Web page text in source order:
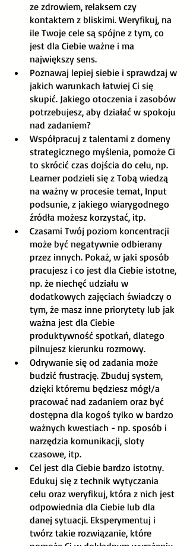
ze zdrowiem, relaksem czy
kontaktem z bliskimi. Weryfikuj, na
ile Twoje cele są spójne z tym, co
jest dla Ciebie ważne i ma
największy sens.
Poznawaj lepiej siebie i sprawdzaj w
jakich warunkach łatwiej Ci się
skupić. Jakiego otoczenia i zasobów
potrzebujesz, aby działać w spokoju
nad zadaniem?
Współpracuj z talentami z domeny
strategicznego myślenia, pomoże Ci
to skrócić czas dojścia do celu, np.
Learner podzieli się z Tobą wiedzą
na ważny w procesie temat, Input
podsunie, z jakiego wiarygodnego
źródła możesz korzystać, itp.
Czasami Twój poziom koncentracji
może być negatywnie odbierany
przez innych. Pokaż, w jaki sposób
pracujesz i co jest dla Ciebie istotne,
np. że niechęć udziału w
dodatkowych zajęciach świadczy o
tym, że masz inne priorytety lub jak
ważna jest dla Ciebie
produktywność spotkań, dlatego
pilnujesz kierunku rozmowy.
Odrywanie się od zadania może
budzić frustrację. Zbuduj system,
dzięki któremu będziesz mógł/a
pracować nad zadaniem oraz być
dostępna dla kogoś tylko w bardzo
ważnych kwestiach - np. sposób i
narzędzia komunikacji, sloty
czasowe, itp.
Cel jest dla Ciebie bardzo istotny.
Edukuj się z technik wytyczania
celu oraz weryfikuj, która z nich jest
odpowiednia dla Ciebie lub dla
danej sytuacji. Eksperymentuj i
twórz takie rozwiązanie, które